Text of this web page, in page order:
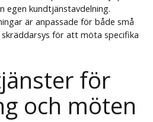
egen kundtjänstavdelning.
är anpassade för både små
för att möta specifika
för
och möten